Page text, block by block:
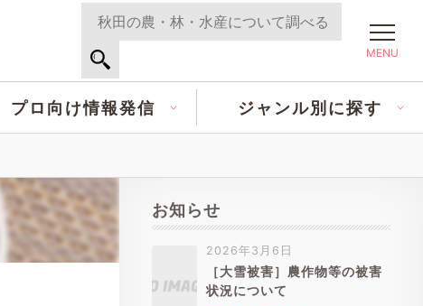
MENU
プロ向け情報発信 ジャンル別に探す
お知らせ
2026年3月6日
［大雪被害］農作物等の被害
状況について